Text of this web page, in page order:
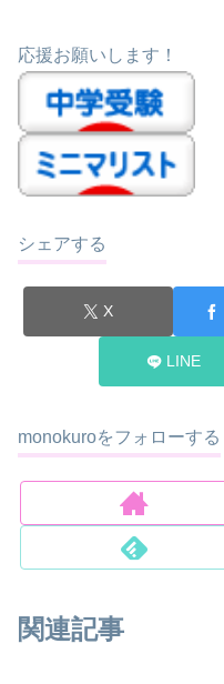
応援お願いします！
シェアする
X
LINE
monokuroをフォローする
関連記事